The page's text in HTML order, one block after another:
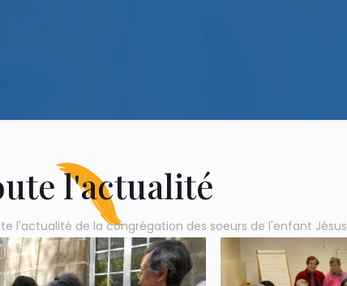
l'actualité
l'actualité de la congrégation des soeurs de l'enfant Jésus